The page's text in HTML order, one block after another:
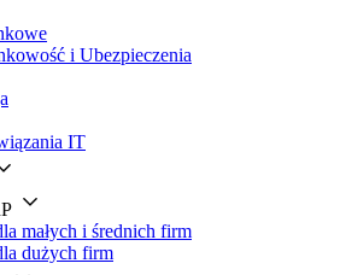
i Ubezpieczenia
IT
małych i średnich firm
dużych firm